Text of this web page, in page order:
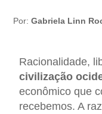
Por: Gabriela Linn
Racionalidade,
civilização
econômico que
recebemos. A